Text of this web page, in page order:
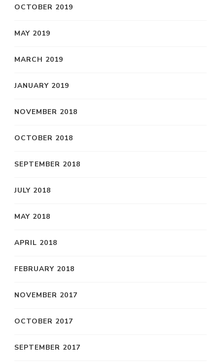
OCTOBER 2019
MAY 2019
MARCH 2019
JANUARY 2019
NOVEMBER 2018
OCTOBER 2018
SEPTEMBER 2018
JULY 2018
MAY 2018
APRIL 2018
FEBRUARY 2018
NOVEMBER 2017
OCTOBER 2017
SEPTEMBER 2017